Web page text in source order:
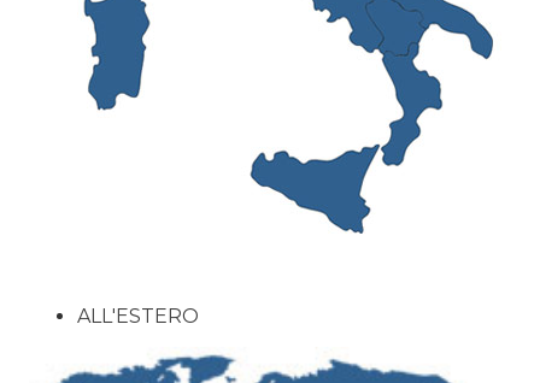
ALL'ESTERO